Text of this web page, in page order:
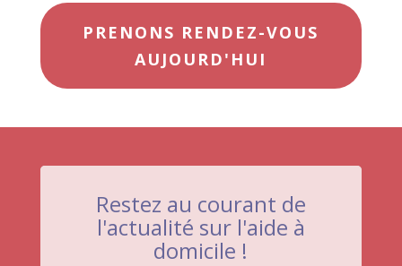
PRENONS RENDEZ-VOUS
AUJOURD'HUI
Restez au courant de
l'actualité sur l'aide à
domicile !